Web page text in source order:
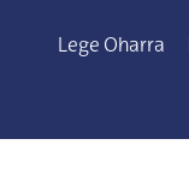
Lege Oharra